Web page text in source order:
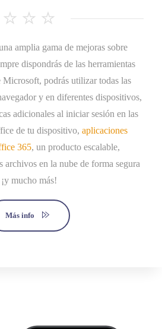
amplia gama de mejoras sobre
dispondrás de las herramientas
Microsoft, podrás utilizar todas las
y en diferentes dispositivos,
adicionales al iniciar sesión en las
de tu dispositivo, aplicaciones
365, un producto escalable,
archivos en la nube de forma segura
¡y mucho más!
Más info